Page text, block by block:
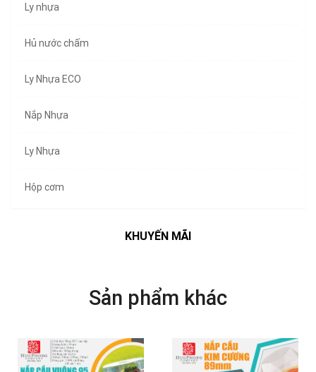
Ly nhựa
Hủ nước chấm
Ly Nhựa ECO
Nắp Nhựa
Ly Nhựa
Hộp cơm
KHUYẾN MÃI
Sản phẩm khác